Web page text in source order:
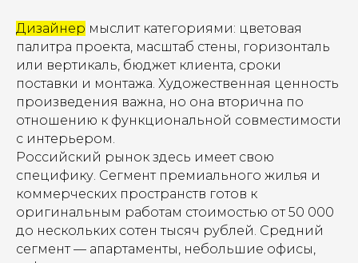
Дизайнер мыслит категориями: цветовая
палитра проекта, масштаб стены, горизонталь
или вертикаль, бюджет клиента, сроки
поставки и монтажа. Художественная ценность
произведения важна, но она вторична по
отношению к функциональной совместимости
с интерьером.
Российский рынок здесь имеет свою
специфику. Сегмент премиального жилья и
коммерческих пространств готов к
оригинальным работам стоимостью от 50 000
до нескольких сотен тысяч рублей. Средний
сегмент — апартаменты, небольшие офисы,